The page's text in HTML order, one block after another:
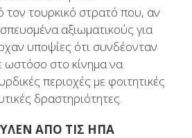
τουρκικό στρατό που, αν
αξιωματικούς για
υποψίες ότι συνδέονταν
ωστόσο στο κίνημα να
περιοχές με φοιτητικές
δραστηριότητες.
ΑΠΟ ΤΙΣ ΗΠΑ